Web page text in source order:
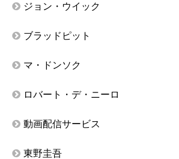
ジョン・ウイック
ブラッドピット
マ・ドンソク
ロバート・デ・ニーロ
動画配信サービス
東野圭吾